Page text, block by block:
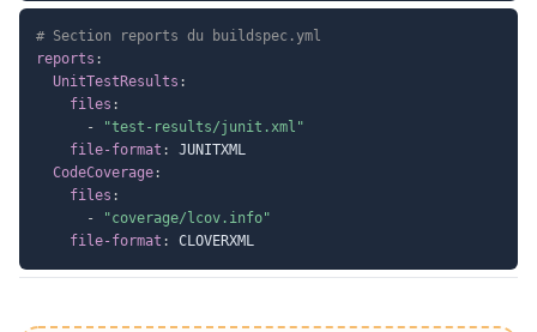
# Section reports du buildspec.yml
reports :
UnitTestResults :
files :
-
"test-results/junit.xml"
file-format :
JUNITXML
CodeCoverage:
files :
-
"coverage/lcov.info"
file-format :